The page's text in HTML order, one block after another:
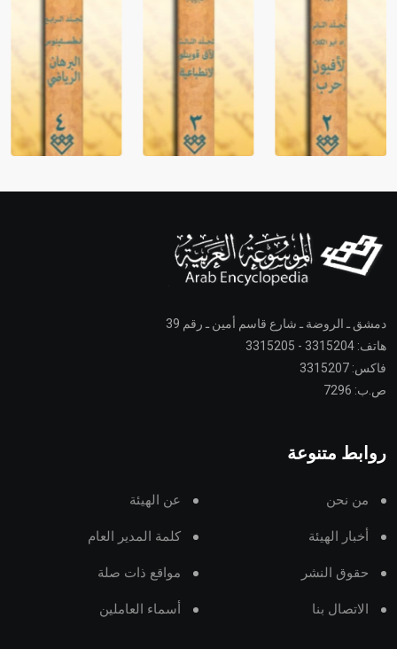
دمشق ـ الروضة ـ شارع قاسم أمين ـ رقم 39
هاتف: 3315204 - 3315205
فاكس: 3315207
ص.ب: 7296
روابط متنوعة
من نحن عن الهيئة
أخبار الهيئة كلمة المدير العام
حقوق النشر مواقع ذات صلة
الاتصال بنا أسماء العاملين